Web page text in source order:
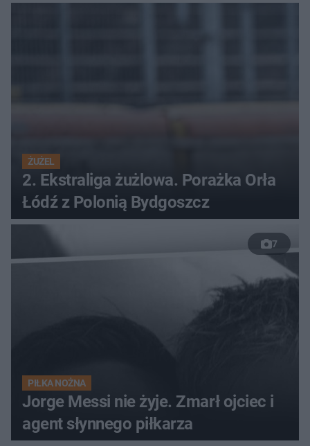
ŻUŻEL
2. Ekstraliga żużlowa. Porażka Orła
Łódź z Polonią Bydgoszcz
7
PIŁKA NOŻNA
Jorge Messi nie żyje. Zmarł ojciec i
agent słynnego piłkarza